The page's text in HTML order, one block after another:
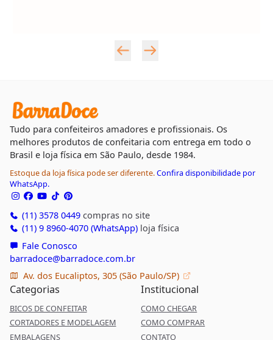
Tudo para confeiteiros amadores e profissionais. Os
melhores produtos de confeitaria com entrega em todo o
Brasil e loja física em São Paulo, desde 1984.
Estoque da loja física pode ser diferente.Confira disponibilidade por
WhatsApp.
(11) 3578 0449compras no site
(11) 9 8960-4070 (WhatsApp)loja física
Fale Conosco
barradoce@barradoce.com.br
Av. dos Eucaliptos, 305 (São Paulo/SP)
Categorias
BICOS DE CONFEITAR
CORTADORES E MODELAGEM
EMBALAGENS
Institucional
COMO CHEGAR
COMO COMPRAR
CONTATO